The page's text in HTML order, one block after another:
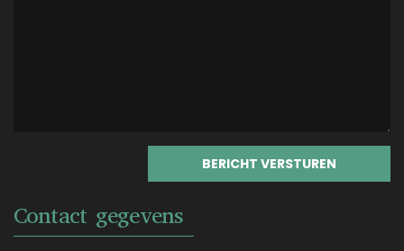
Contact gegevens